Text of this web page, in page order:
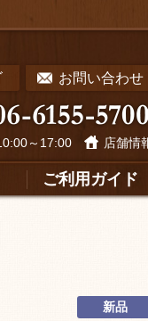
お問い合わせ
～17:00 店舗情
ご利用ガイド
新品